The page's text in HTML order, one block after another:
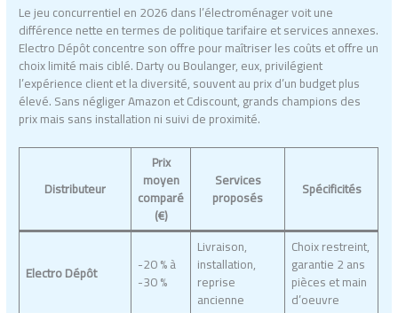
Le jeu concurrentiel en 2026 dans l’électroménager voit une
différence nette en termes de politique tarifaire et services annexes.
Electro Dépôt concentre son offre pour maîtriser les coûts et offre un
choix limité mais ciblé. Darty ou Boulanger, eux, privilégient
l’expérience client et la diversité, souvent au prix d’un budget plus
élevé. Sans négliger Amazon et Cdiscount, grands champions des
prix mais sans installation ni suivi de proximité.
Distributeur
Prix
moyen
comparé
(€)
Services
proposés Spécificités
Electro Dépôt -20 % à
-30 %
Livraison,
installation,
reprise
ancienne
Choix restreint,
garantie 2 ans
pièces et main
d’oeuvre